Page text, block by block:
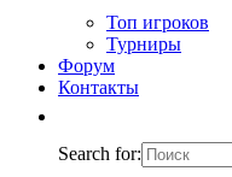
Топ игроков
Турниры
Форум
Контакты
Search for: